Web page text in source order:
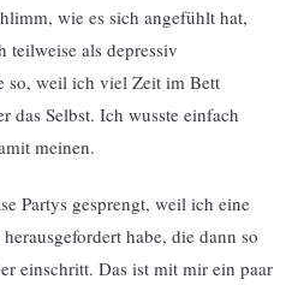
wie es sich angefühlt hat,
teilweise als depressiv
so, weil ich viel Zeit im Bett
das Selbst. Ich wusste einfach
meinen.
Partys gesprengt, weil ich eine
habe, die dann so
einschritt. Das ist mit mir ein paar